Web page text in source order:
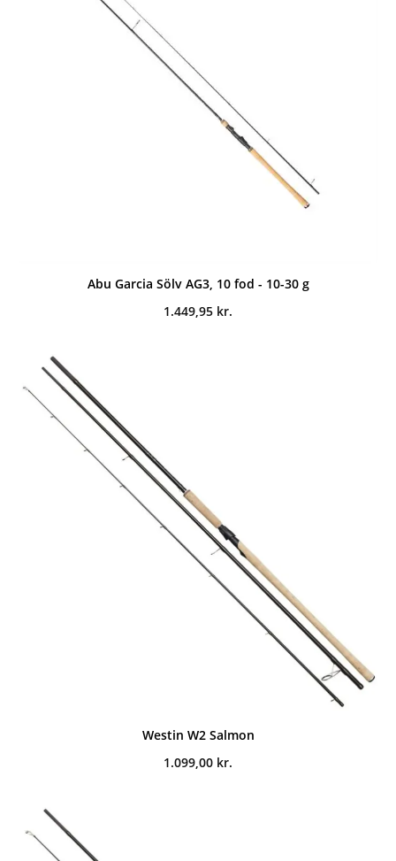
Abu Garcia Sölv AG3, 10 fod - 10-30 g
1.449,95 kr.
Westin W2 Salmon
1.099,00 kr.